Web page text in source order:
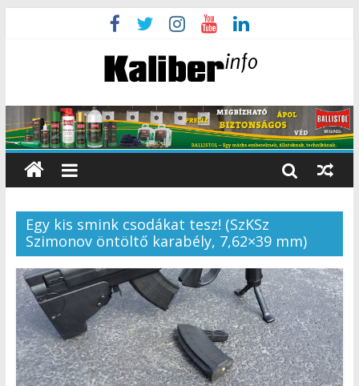
Egy kis smink csodákat tesz! (SzKSz
Szimonov öntöltő karabély, 7,62×39 mm)